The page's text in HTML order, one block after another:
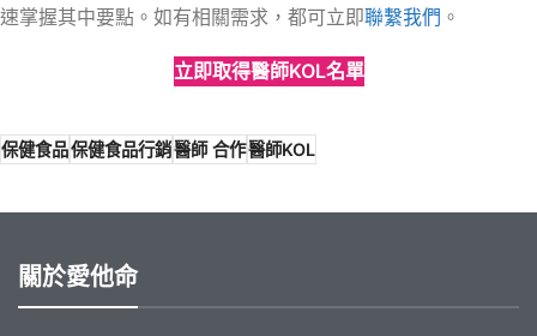
速掌握其中要點。如有相關需求，都可立即聯繫我們 。
立即取得醫師KOL名單
保健食品保健食品行銷醫師 合作醫師KOL
關於愛他命